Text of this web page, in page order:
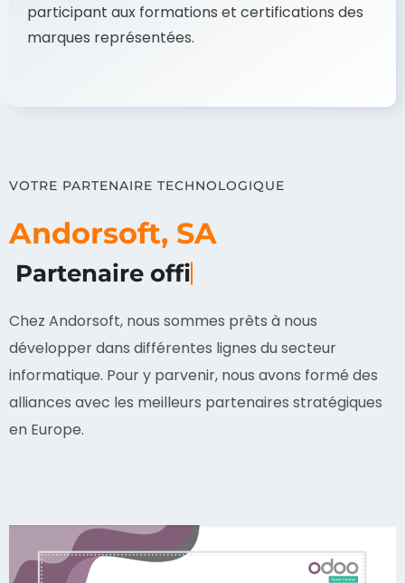
participant aux formations et certifications des
marques représentées.
VOTRE PARTENAIRE TECHNOLOGIQUE
Andorsoft, SA
Partenaire officiel d'Odoo
Chez Andorsoft, nous sommes prêts à nous
développer dans différentes lignes du secteur
informatique. Pour y parvenir, nous avons formé des
alliances avec les meilleurs partenaires stratégiques
en Europe.